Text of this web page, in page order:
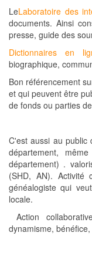
LeLaboratoire des
documents. Ainsi
presse, guide des
Dictionnaires en
biographique,
Bon référencement
et qui peuvent être
de fonds ou parties
C'est aussi au public
département,
département) .
(SHD, AN). Activité
généalogiste qui
locale.
Action
dynamisme,